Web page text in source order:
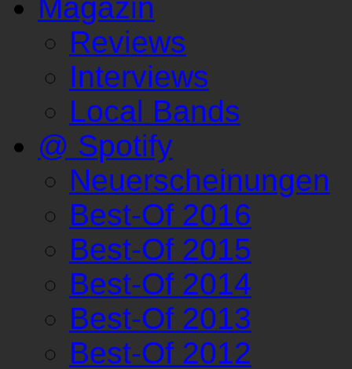
Magazin
Reviews
Interviews
Local Bands
@ Spotify
Neuerscheinungen
Best-Of 2016
Best-Of 2015
Best-Of 2014
Best-Of 2013
Best-Of 2012